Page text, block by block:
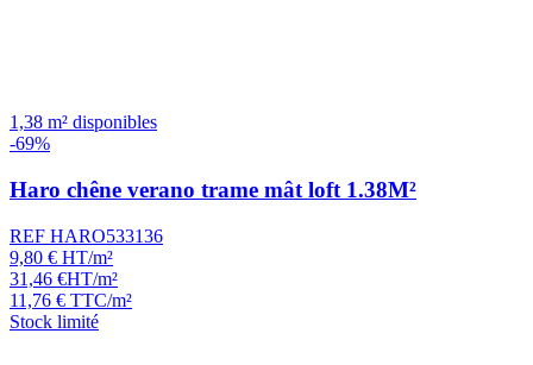
1,38 m² disponibles
-69%
Haro chêne verano trame mât loft 1.38M²
REF HARO533136
9,80 € HT/m²
31,46 €HT/m²
11,76 € TTC/m²
Stock limité